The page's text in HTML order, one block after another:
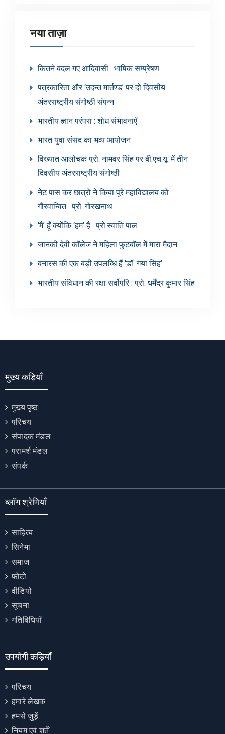
नया ताज़ा
कितने बदल गए आदिवासी : भाषिक सम्प्रेषण
पत्रकारिता और ‘उदन्त मार्तण्ड’ पर दो दिवसीय
अंतरराष्ट्रीय संगोष्ठी संपन्न
भारतीय ज्ञान परंपरा : शोध संभावनाएँ
भारत युवा संसद का भव्य आयोजन
विख्यात आलोचक प्रो. नामवर सिंह पर बी.एच.यू. में तीन
दिवसीय अंतरराष्ट्रीय संगोष्ठी
नेट पास कर छात्रों ने किया पूरे महाविद्यालय को
गौरवान्वित : प्रो. गोरखनाथ
‘मैं’ हूँ क्योंकि ‘हम’ हैं : प्रो.स्वाति पाल
जानकी देवी कॉलेज ने महिला फुटबॉल में मारा मैदान
बनारस की एक बड़ी उपलब्धि हैं ‘डॉ. गया सिंह’
भारतीय संविधान की रक्षा सर्वोपरि : प्रो. धर्मेंद्र कुमार सिंह
मुख्य कड़ियाँ
मुख्य पृष्ठ
परिचय
संपादक मंडल
परामर्श मंडल
संपर्क
ब्लॉग श्रेणियाँ
साहित्य
सिनेमा
समाज
फोटो
वीडियो
सूचना
गतिविधियाँ
उपयोगी कड़ियाँ
परिचय
हमारे लेखक
हमसे जुड़ें
नियम एवं शर्तें